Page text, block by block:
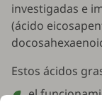
investigadas e
(ácido
Estos ácidos
el